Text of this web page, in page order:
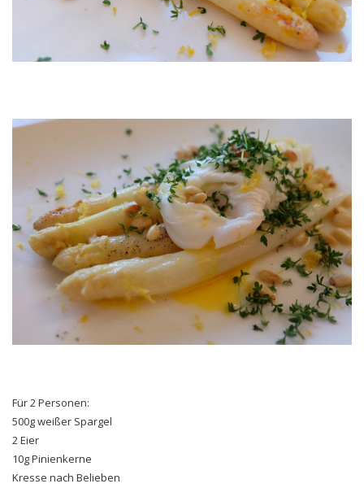
Für 2 Personen:
500g weißer Spargel
2 Eier
10g Pinienkerne
Kresse nach Belieben